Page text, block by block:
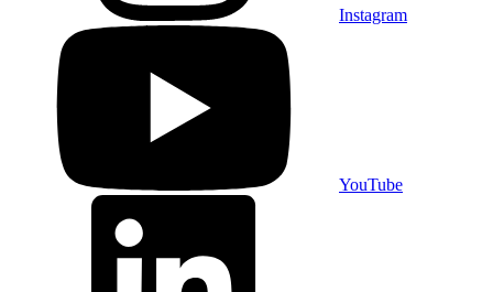
Instagram
YouTube